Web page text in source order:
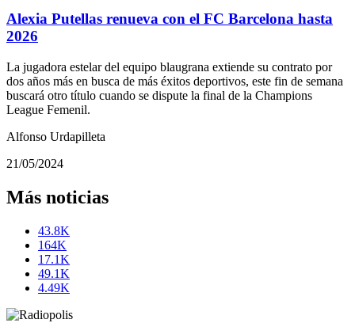
Alexia Putellas renueva con el FC Barcelona hasta
2026
La jugadora estelar del equipo blaugrana extiende su contrato por
dos años más en busca de más éxitos deportivos, este fin de semana
buscará otro título cuando se dispute la final de la Champions
League Femenil.
Alfonso Urdapilleta
21/05/2024
Más noticias
43.8K
164K
17.1K
49.1K
4.49K